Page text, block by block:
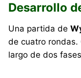
Desarrollo
Una partida de
de cuatro rondas.
largo de dos